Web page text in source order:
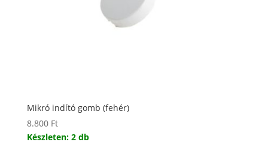
Mikró indító gomb (fehér)
8.800 Ft
Készleten: 2 db